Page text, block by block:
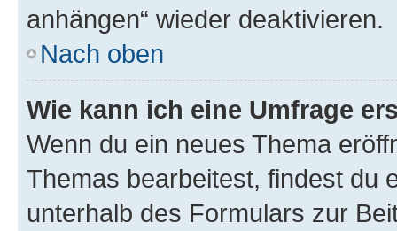
anhängen“ wieder deaktivieren.
Nach oben
Wie kann ich eine Umfrage
Wenn du ein neues Thema
Themas bearbeitest, findest du
unterhalb des Formulars zur